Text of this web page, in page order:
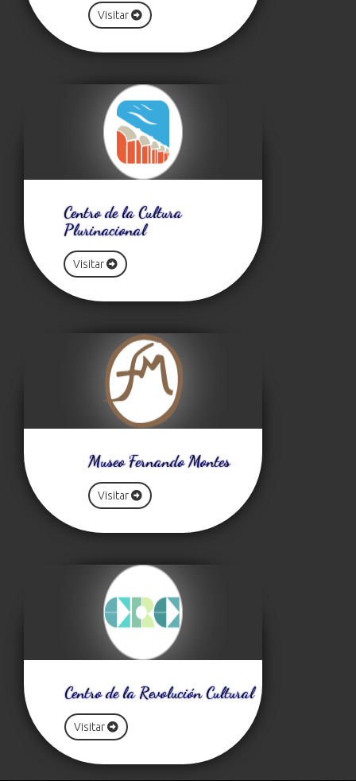
Visitar
Centro de la Cultura
Plurinacional
Visitar
Museo Fernando Montes
Visitar
Centro de la Revolución Cultural
Visitar